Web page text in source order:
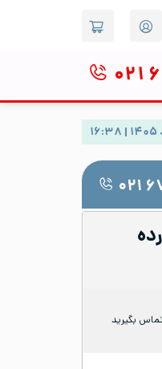
۰۲۱
اینچ رده
بگیرید